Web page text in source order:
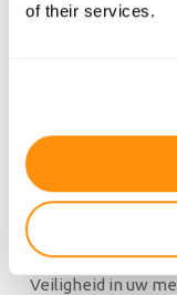
of their services.
wordt deze Scope
NEN-EN-IEC
LEES VERDER
MEDISCHE
Veiligheid in uw